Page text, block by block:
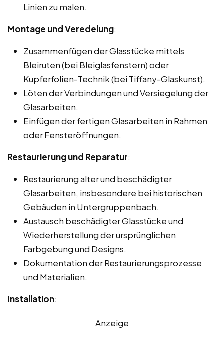
Linien zu malen.
Montage und Veredelung:
Zusammenfügen der Glasstücke mittels
Bleiruten (bei Bleiglasfenstern) oder
Kupferfolien-Technik (bei Tiffany-Glaskunst).
Löten der Verbindungen und Versiegelung der
Glasarbeiten.
Einfügen der fertigen Glasarbeiten in Rahmen
oder Fensteröffnungen.
Restaurierung und Reparatur:
Restaurierung alter und beschädigter
Glasarbeiten, insbesondere bei historischen
Gebäuden in Untergruppenbach.
Austausch beschädigter Glasstücke und
Wiederherstellung der ursprünglichen
Farbgebung und Designs.
Dokumentation der Restaurierungsprozesse
und Materialien.
Installation:
Anzeige